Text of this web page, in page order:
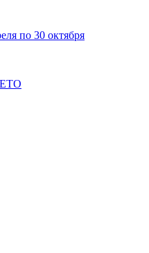
по 30 октября